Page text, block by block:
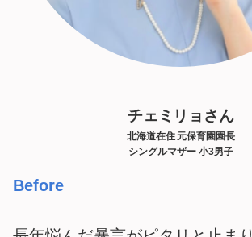
チェミリョさん
北海道在住 元保育園園長
シングルマザー 小3男子
Before